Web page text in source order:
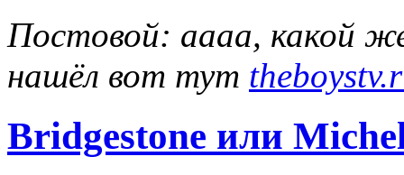
Постовой: аааа, какой
нашёл вот тут
Bridgestone или